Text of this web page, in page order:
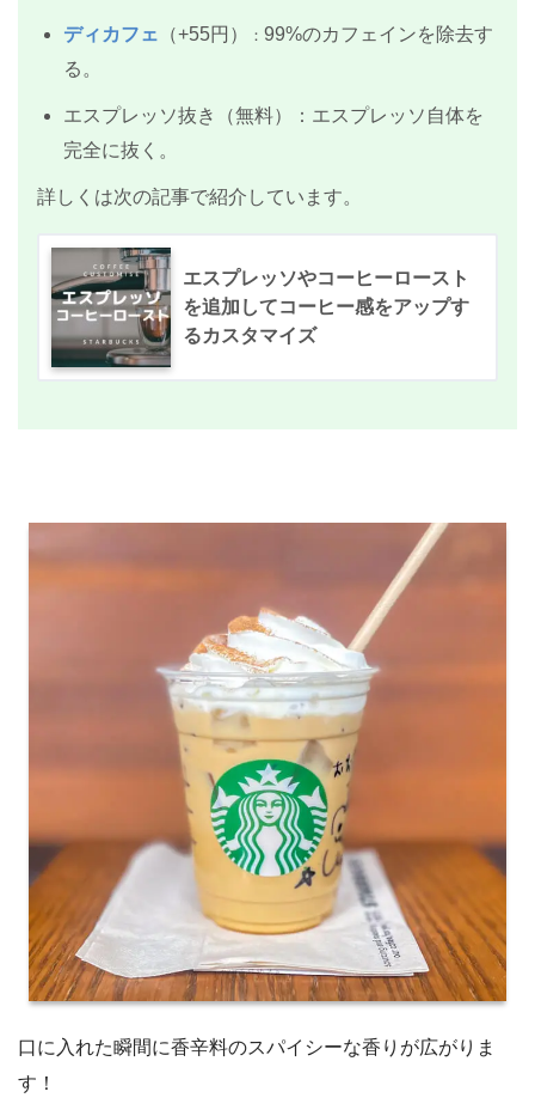
ディカフェ （+55円） ：99%のカフェインを除去す
る。
エスプレッソ抜き（無料）：エスプレッソ自体を
完全に抜く。
詳しくは次の記事で紹介しています。
エスプレッソやコーヒーロースト
を追加してコーヒー感をアップす
るカスタマイズ
口に入れた瞬間に香辛料のスパイシーな香りが広がりま
す！